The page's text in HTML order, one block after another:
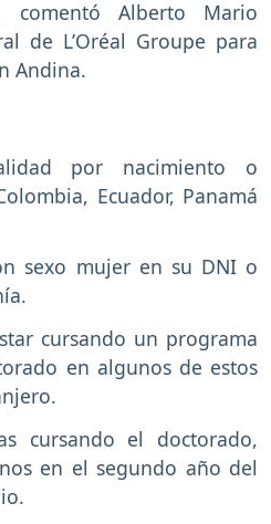
comentó Alberto Mario
de L’Oréal Groupe para
Andina.
por nacimiento o
Ecuador, Panamá
sexo mujer en su DNI o
cursando un programa
en algunos de estos
cursando el doctorado,
en el segundo año del